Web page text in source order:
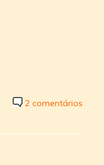
2 comentários